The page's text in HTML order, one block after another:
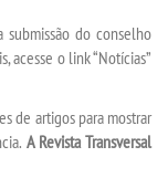
do conselho
acesse o link “Notícias”
de artigos para mostrar
A Revista Transversal